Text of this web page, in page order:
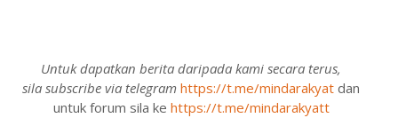
Untuk dapatkan berita daripada kami secara terus,
sila subscribe via telegram https://t.me/mindarakyat dan
untuk forum sila ke https://t.me/mindarakyatt